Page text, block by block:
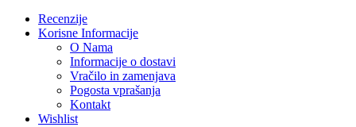
Recenzije
Korisne Informacije
O Nama
Informacije o dostavi
Vračilo in zamenjava
Pogosta vprašanja
Kontakt
Wishlist